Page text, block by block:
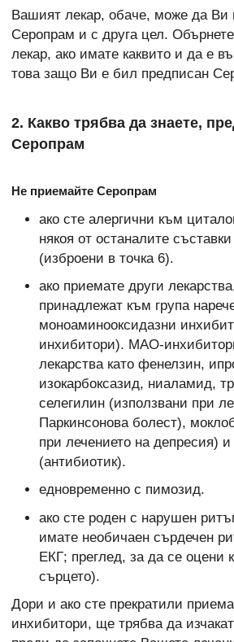
Вашият лекар, обаче, може да Ви
Серопрам и с друга цел.
лекар, ако имате каквито и да е
това защо Ви е бил предписан
2. Какво трябва да знаете,
Серопрам
Не приемайте Серопрам
ако сте алергични към
някоя от останалите
(изброени в точка 6).
ако приемате други
принадлежат към група
моноаминооксидазни
инхибитори). МАО-
лекарства като фенелзин,
изокарбоксазид, ниаламид,
селегилин (използвани при
Паркинсонова болест),
при лечението на депресия)
(антибиотик).
едновременно с пимозид.
ако сте роден с нарушен
имате необичаен сърдечен
ЕКГ; преглед, за да се оцени
сърцето).
Дори и ако сте прекратили
инхибитори, ще трябва да